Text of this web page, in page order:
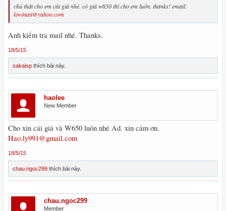
chủ thớt cho em cái giá nhé. có giá w650 thì cho em luôn. thanks! email:
kiwinati@yahoo.com
Anh kiểm tra mail nhé. Thanks.
18/5/15
sakaisp thích bài này.
haolee
New Member
Cho xin cái giá và W650 luôn nhé Ad. xin cám ơn.
Hao.ly991@gmail.com
18/5/15
chau.ngoc299 thích bài này.
chau.ngoc299
Member